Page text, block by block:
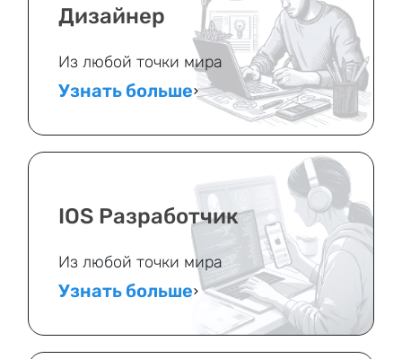
Дизайнер
Из любой точки мира
Узнать больше
IOS Разработчик
Из любой точки мира
Узнать больше